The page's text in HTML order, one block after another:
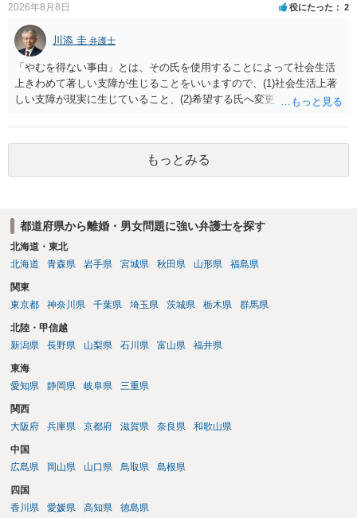
2026年8月8日 役にたった 2
川添 圭 弁護士
「やむを得ない事由」とは、その氏を使用することによって社会生活
上きわめて著しい支障が生じることをいいますので、(1)社会生活上著
しい支障が現実に生じていること、(2)希望する氏へ変更できればその
できるかどうかがポイントです。 記録中に現れた一切の事情が判断対
象ですので、上記(1)と(2)を説明できる資料は全て（ただし理路整然
に）提出することが必要になります。「フラッシュバック」とのこと
なので、例えば、医学上確立されているPTSDの診断基準に合致した説
護士へ依頼しても苦労することが強く予想されるところです。、もし
本人申立てをお考えであれば、医学知識はもちろん法律知識も要求さ
れますので、性急な申立てをせず、知識と資料をしっかりと揃えて、
もっとみる
都道府県から離婚・男女問題に強い弁護士を探す
北海道・東北
北海道
青森県 岩手県 宮城県 秋田県 山形県 福島県
関東
東京都
神奈川県 千葉県 埼玉県 茨城県 栃木県 群馬県
北陸・甲信越
新潟県
長野県 山梨県 石川県 富山県 福井県
東海
愛知県
静岡県 岐阜県 三重県
関西
大阪府
兵庫県 京都府 滋賀県 奈良県 和歌山県
中国
広島県
岡山県 山口県 鳥取県 島根県
四国
香川県
愛媛県 高知県 徳島県